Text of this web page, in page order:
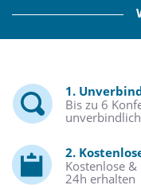
1.
Bis zu 6
2.
Kostenlose
24h erhalten